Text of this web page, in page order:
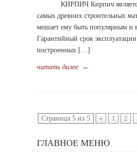
КИРПИЧ Кирпич является
самых древних строительных
мешает ему быть популярным и
Гарантийный срок
построенных […]
читать далее →
Страница 5 из 5 « 1 2
ГЛАВНОЕ МЕНЮ